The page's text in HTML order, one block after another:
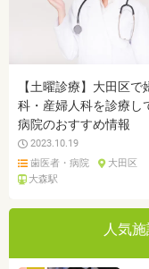
【土曜診療】大田区で
科・産婦人科を診療し
病院のおすすめ情報
2023.10.19
歯医者・病院
大田区
大森駅
人気